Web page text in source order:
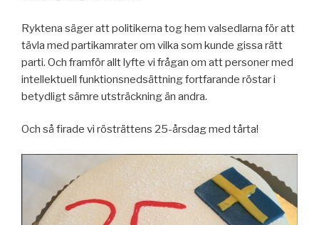
Ryktena säger att politikerna tog hem valsedlarna för att
tävla med partikamrater om vilka som kunde gissa rätt
parti. Och framför allt lyfte vi frågan om att personer med
intellektuell funktionsnedsättning fortfarande röstar i
betydligt sämre utsträckning än andra.
Och så firade vi rösträttens 25-årsdag med tårta!